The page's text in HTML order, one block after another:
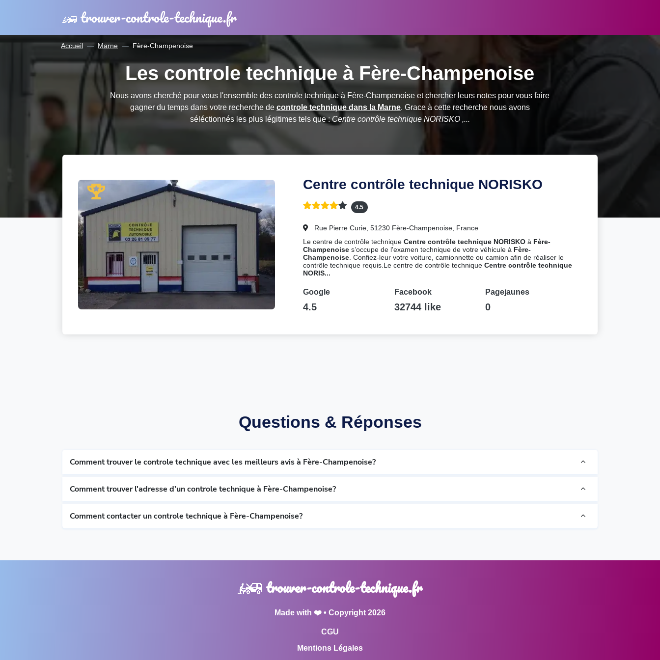
trouver-controle-technique.fr
Accueil Marne Fère-Champenoise
Les controle technique à Fère-Champenoise
Nous avons cherché pour vous l'ensemble des controle technique à Fère-Champenoise et chercher leurs notes pour vous faire
gagner du temps dans votre recherche de controle technique dans la Marne. Grace à cette recherche nous avons
séléctionnés les plus légitimes tels que :Centre contrôle technique NORISKO ,...
Centre contrôle technique NORISKO
4.5
Rue Pierre Curie, 51230 Fère-Champenoise, France
Le centre de contrôle technique Centre contrôle technique NORISKOà Fère-
Champenoises’occupe de l'examen technique de votre véhicule à Fère-
Champenoise. Confiez-leur votre voiture, camionnette ou camion afin de réaliser le
contrôle technique requis.Le centre de contrôle technique Centre contrôle technique
NORIS...
Google
4.5
Facebook
32744 like
Pagejaunes
0
Questions & Réponses
Comment trouver le controle technique avec les meilleurs avis à Fère-Champenoise?
Comment trouver l'adresse d'un controle technique à Fère-Champenoise?
Comment contacter un controle technique à Fère-Champenoise?
trouver-controle-technique.fr
Made with ❤️ • Copyright 2026
CGU
Mentions Légales